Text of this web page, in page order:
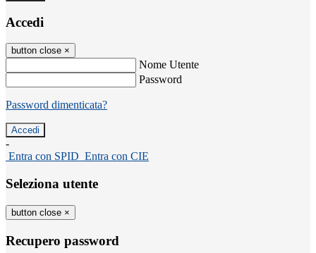
Accedi
button close ×
Nome Utente
Password
Password dimenticata?
-
Entra con SPID Entra con CIE
Seleziona utente
button close ×
Recupero password